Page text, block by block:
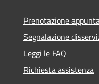
Prenotazione
Segnalazione
Leggi le FAQ
Richiesta assistenza